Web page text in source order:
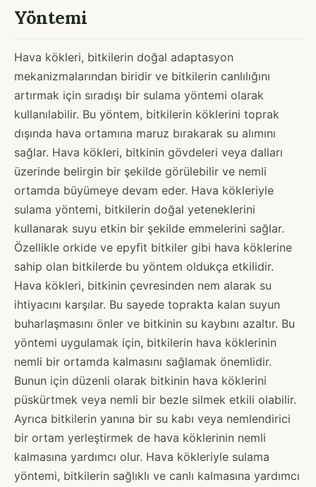
Yöntemi
Hava kökleri, bitkilerin doğal adaptasyon
mekanizmalarından biridir ve bitkilerin canlılığını
artırmak için sıradışı bir sulama yöntemi olarak
kullanılabilir. Bu yöntem, bitkilerin köklerini toprak
dışında hava ortamına maruz bırakarak su alımını
sağlar. Hava kökleri, bitkinin gövdeleri veya dalları
üzerinde belirgin bir şekilde görülebilir ve nemli
ortamda büyümeye devam eder. Hava kökleriyle
sulama yöntemi, bitkilerin doğal yeteneklerini
kullanarak suyu etkin bir şekilde emmelerini sağlar.
Özellikle orkide ve epyfit bitkiler gibi hava köklerine
sahip olan bitkilerde bu yöntem oldukça etkilidir.
Hava kökleri, bitkinin çevresinden nem alarak su
ihtiyacını karşılar. Bu sayede toprakta kalan suyun
buharlaşmasını önler ve bitkinin su kaybını azaltır. Bu
yöntemi uygulamak için, bitkilerin hava köklerinin
nemli bir ortamda kalmasını sağlamak önemlidir.
Bunun için düzenli olarak bitkinin hava köklerini
püskürtmek veya nemli bir bezle silmek etkili olabilir.
Ayrıca bitkilerin yanına bir su kabı veya nemlendirici
bir ortam yerleştirmek de hava köklerinin nemli
kalmasına yardımcı olur. Hava kökleriyle sulama
yöntemi, bitkilerin sağlıklı ve canlı kalmasına yardımcı